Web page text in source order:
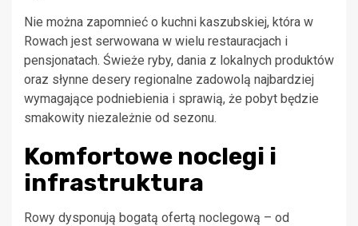
Nie można zapomnieć o kuchni kaszubskiej, która w
Rowach jest serwowana w wielu restauracjach i
pensjonatach. Świeże ryby, dania z lokalnych produktów
oraz słynne desery regionalne zadowolą najbardziej
wymagające podniebienia i sprawią, że pobyt będzie
smakowity niezależnie od sezonu.
Komfortowe noclegi i
infrastruktura
Rowy dysponują bogatą ofertą noclegową – od